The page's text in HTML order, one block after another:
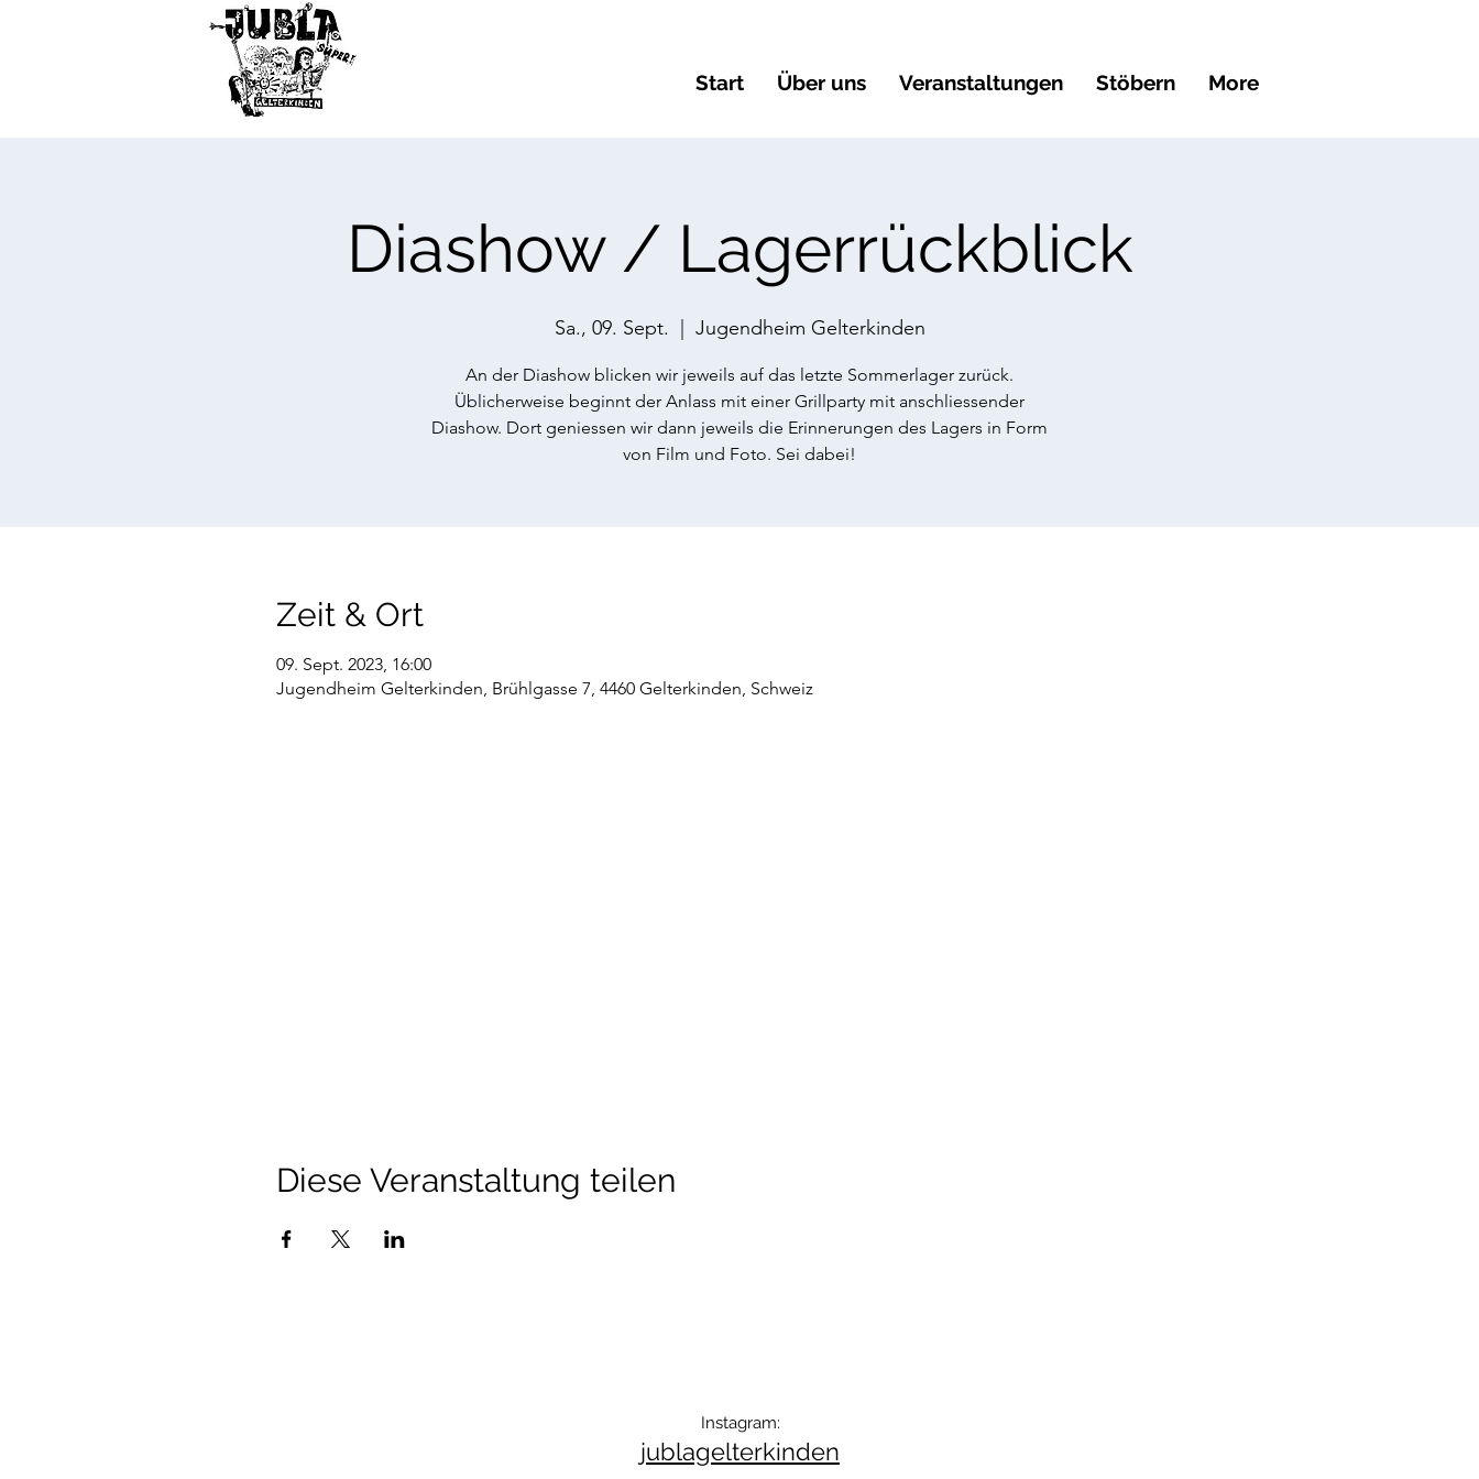
Start Über uns Veranstaltungen Stöbern More
Diashow / Lagerrückblick
Sa., 09. Sept. Jugendheim Gelterkinden
An der Diashow blicken wir jeweils auf das letzte Sommerlager zurück.
Üblicherweise beginnt der Anlass mit einer Grillparty mit anschliessender
Diashow. Dort geniessen wir dann jeweils die Erinnerungen des Lagers in Form
von Film und Foto. Sei dabei!
Zeit & Ort
09. Sept. 2023, 16:00
Jugendheim Gelterkinden, Brühlgasse 7, 4460 Gelterkinden, Schweiz
Diese Veranstaltung teilen
Instagram:
jublagelterkinden